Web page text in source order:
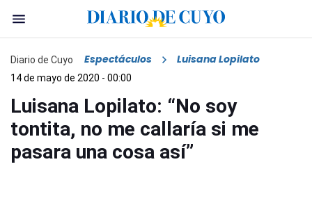
Diario de Cuyo Espectáculos Luisana Lopilato
14 de mayo de 2020 - 00:00
Luisana Lopilato: “No soy
tontita, no me callaría si me
pasara una cosa así”